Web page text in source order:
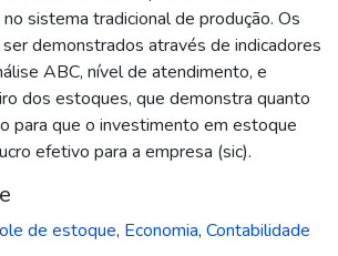
sistema tradicional de produção. Os
demonstrados através de indicadores
ABC, nível de atendimento, e
dos estoques, que demonstra quanto
para que o investimento em estoque
efetivo para a empresa (sic).
de estoque, Economia, Contabilidade